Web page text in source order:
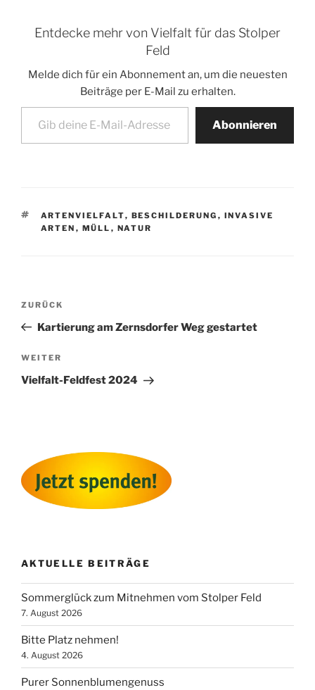
Entdecke mehr von Vielfalt für das Stolper
Feld
Melde dich für ein Abonnement an, um die neuesten
Beiträge per E-Mail zu erhalten.
Gib deine E-Mail-Adresse ein ...
Abonnieren
SCHLAGWÖRTER
ARTENVIELFALT, BESCHILDERUNG , INVASIVE
ARTEN , MÜLL , NATUR
Beitragsnavigation
Vorheriger
Beitrag
ZURÜCK
Kartierung am Zernsdorfer Weg gestartet
Nächster
Beitrag
WEITER
Vielfalt-Feldfest 2024
AKTUELLE BEITRÄGE
Sommerglück zum Mitnehmen vom Stolper Feld
7. August 2026
Bitte Platz nehmen!
4. August 2026
Purer Sonnenblumengenuss